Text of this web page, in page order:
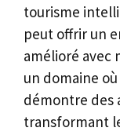
tourisme
peut offrir un
amélioré avec
un domaine
démontre des
transformant